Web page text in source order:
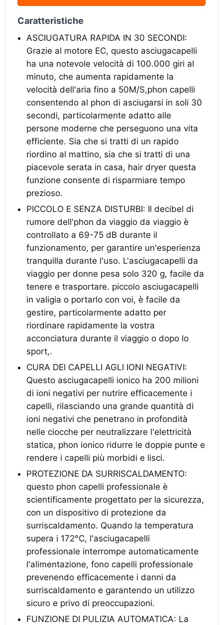
Caratteristiche
ASCIUGATURA RAPIDA IN 30 SECONDI:
Grazie al motore EC, questo asciugacapelli
ha una notevole velocità di 100.000 giri al
minuto, che aumenta rapidamente la
velocità dell'aria fino a 50M/S,phon capelli
consentendo al phon di asciugarsi in soli 30
secondi, particolarmente adatto alle
persone moderne che perseguono una vita
efficiente. Sia che si tratti di un rapido
riordino al mattino, sia che si tratti di una
piacevole serata in casa, hair dryer questa
funzione consente di risparmiare tempo
prezioso.
PICCOLO E SENZA DISTURBI: Il decibel di
rumore dell'phon da viaggio da viaggio è
controllato a 69-75 dB durante il
funzionamento, per garantire un'esperienza
tranquilla durante l'uso. L'asciugacapelli da
viaggio per donne pesa solo 320 g, facile da
tenere e trasportare. piccolo asciugacapelli
in valigia o portarlo con voi, è facile da
gestire, particolarmente adatto per
riordinare rapidamente la vostra
acconciatura durante il viaggio o dopo lo
sport,.
CURA DEI CAPELLI AGLI IONI NEGATIVI:
Questo asciugacapelli ionico ha 200 milioni
di ioni negativi per nutrire efficacemente i
capelli, rilasciando una grande quantità di
ioni negativi che penetrano in profondità
nelle ciocche per neutralizzare l'elettricità
statica, phon ionico ridurre le doppie punte e
rendere i capelli più morbidi e lisci.
PROTEZIONE DA SURRISCALDAMENTO:
questo phon capelli professionale è
scientificamente progettato per la sicurezza,
con un dispositivo di protezione da
surriscaldamento. Quando la temperatura
supera i 172°C, l'asciugacapelli
professionale interrompe automaticamente
l'alimentazione, fono capelli professionale
prevenendo efficacemente i danni da
surriscaldamento e garantendo un utilizzo
sicuro e privo di preoccupazioni.
FUNZIONE DI PULIZIA AUTOMATICA: La